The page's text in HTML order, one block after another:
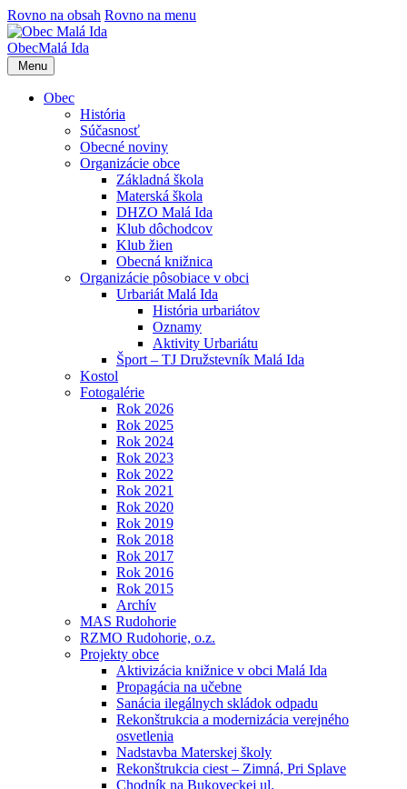
Rovno na obsah Rovno na menu
ObecMalá Ida
Menu
Obec
História
Súčasnosť
Obecné noviny
Organizácie obce
Základná škola
Materská škola
DHZO Malá Ida
Klub dôchodcov
Klub žien
Obecná knižnica
Organizácie pôsobiace v obci
Urbariát Malá Ida
História urbariátov
Oznamy
Aktivity Urbariátu
Šport – TJ Družstevník Malá Ida
Kostol
Fotogalérie
Rok 2026
Rok 2025
Rok 2024
Rok 2023
Rok 2022
Rok 2021
Rok 2020
Rok 2019
Rok 2018
Rok 2017
Rok 2016
Rok 2015
Archív
MAS Rudohorie
RZMO Rudohorie, o.z.
Projekty obce
Aktivizácia knižnice v obci Malá Ida
Propagácia na učebne
Sanácia ilegálnych skládok odpadu
Rekonštrukcia a modernizácia verejného
osvetlenia
Nadstavba Materskej školy
Rekonštrukcia ciest – Zimná, Pri Splave
Chodník na Bukoveckej ul.